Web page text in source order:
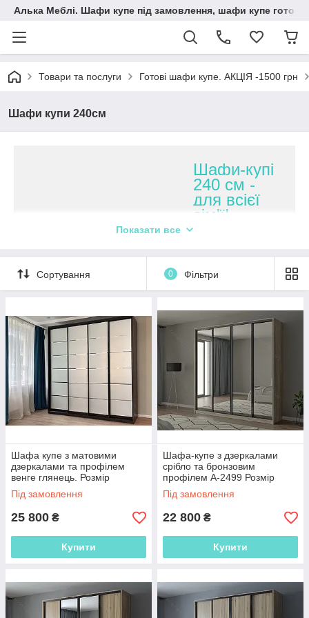
Алька Меблі. Шафи купе під замовлення, шафи купе готові,
Товари та послуги Готові шафи купе. АКЦІЯ -1500 грн
Шафи купи 240см
Шафи-купі
240 см -
для всієї
сім'ї!
виробів
зекономлять
корисну площу
квартири.
Практичне і
функціональне
виконання з
міцним корпусом,
оригінальною
фурнітурою
Starke!
Вибрати
з
каталогу
За гарні меблі у "Алка Мебель"!
•Якість вище всякого хвали - тільки
Показати все
Сортування 0 Фільтри
Шафа купе з матовими
дзеркалами та профілем
венге глянець. Розмір
2400*600*2400
Під замовлення
25 800 ₴
Купити
Шафа-купе з дзеркалами
срібло та бронзовим
профілем А-2499 Розмір
2400*600*2400
Під замовлення
22 800 ₴
Купити